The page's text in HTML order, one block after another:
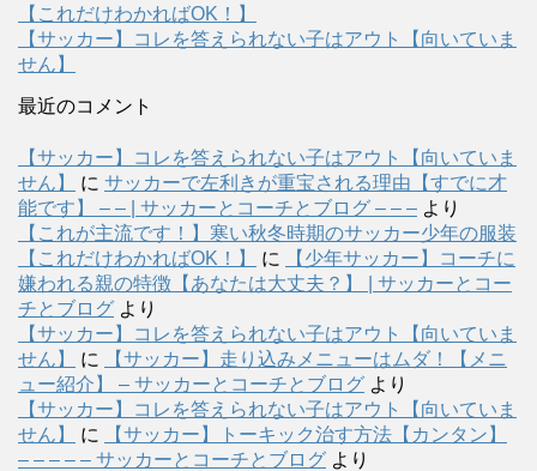
【これだけわかればOK！】
【サッカー】コレを答えられない子はアウト【向いていま
せん】
最近のコメント
【サッカー】コレを答えられない子はアウト【向いていま
せん】
に サッカーで左利きが重宝される理由【すでに才
能です】 – – | サッカーとコーチとブログ – – – より
【これが主流です！】寒い秋冬時期のサッカー少年の服装
【これだけわかればOK！】
に
【少年サッカー】コーチに
嫌われる親の特徴【あなたは大丈夫？】 | サッカーとコー
チとブログ より
【サッカー】コレを答えられない子はアウト【向いていま
せん】
に
【サッカー】走り込みメニューはムダ！【メニ
ュー紹介】 – サッカーとコーチとブログ より
【サッカー】コレを答えられない子はアウト【向いていま
せん】
に
【サッカー】トーキック治す方法【カンタン】
– – – – – サッカーとコーチとブログ より